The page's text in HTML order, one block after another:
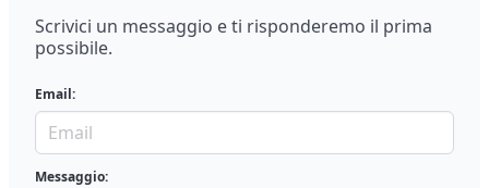
Scrivici un messaggio e ti risponderemo il prima
possibile.
Email:
Messaggio: